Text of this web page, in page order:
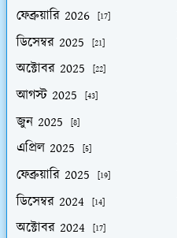
ফেব্রুয়ারি 2026 [17]
ডিসেম্বর 2025 [21]
অক্টোবর 2025 [22]
আগস্ট 2025 [43]
জুন 2025 [8]
এপ্রিল 2025 [5]
ফেব্রুয়ারি 2025 [19]
ডিসেম্বর 2024 [14]
অক্টোবর 2024 [17]